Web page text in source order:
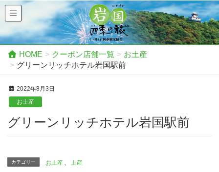
HOME クーポン店舗一覧
お土産
グリーンリッチホテル岩国駅前
2022年8月3日
お土産
グリーンリッチホテル岩国駅前
カテゴリー お土産 土産